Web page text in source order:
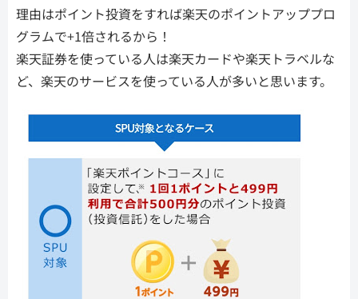
理由はポイント投資をすれば楽天のポイントアッププロ
グラムで+1倍されるから！
楽天証券を使っている人は楽天カードや楽天トラベルな
ど、楽天のサービスを使っている人が多いと思います。